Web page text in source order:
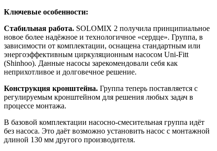
Ключевые особенности:
Стабильная работа. SOLOMIX 2 получила принципиальное
новое более надёжное и технологичное «сердце». Группа, в
зависимости от комплектации, оснащена стандартным или
энергоэффективным циркуляционным насосом Uni-Fitt
(Shinhoo). Данные насосы зарекомендовали себя как
неприхотливое и долговечное решение.
Конструкция кронштейна. Группа теперь поставляется с
регулируемым кронштейном для решения любых задач в
процессе монтажа.
В базовой комплектации насосно-смесительная группа идёт
без насоса. Это даёт возможно установить насос с монтажной
длиной 130 мм другого производителя.